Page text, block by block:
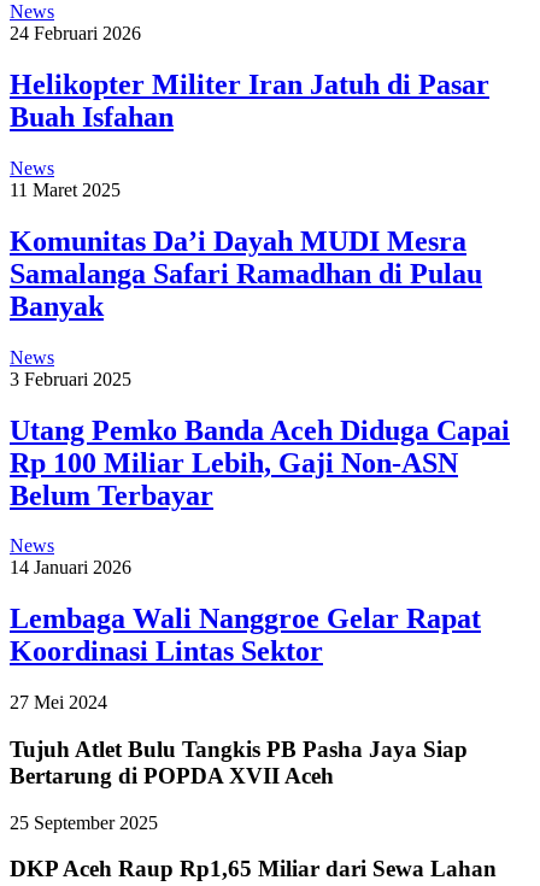
News
24 Februari 2026
Helikopter Militer Iran Jatuh di Pasar
Buah Isfahan
News
11 Maret 2025
Komunitas Da’i Dayah MUDI Mesra
Samalanga Safari Ramadhan di Pulau
Banyak
News
3 Februari 2025
Utang Pemko Banda Aceh Diduga Capai
Rp 100 Miliar Lebih, Gaji Non-ASN
Belum Terbayar
News
14 Januari 2026
Lembaga Wali Nanggroe Gelar Rapat
Koordinasi Lintas Sektor
27 Mei 2024
Tujuh Atlet Bulu Tangkis PB Pasha Jaya Siap
Bertarung di POPDA XVII Aceh
25 September 2025
DKP Aceh Raup Rp1,65 Miliar dari Sewa Lahan